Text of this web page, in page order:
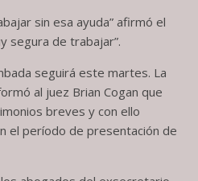
sin esa ayuda” afirmó el
segura de trabajar”.
seguirá este martes. La
al juez Brian Cogan que
breves y con ello
el período de presentación de